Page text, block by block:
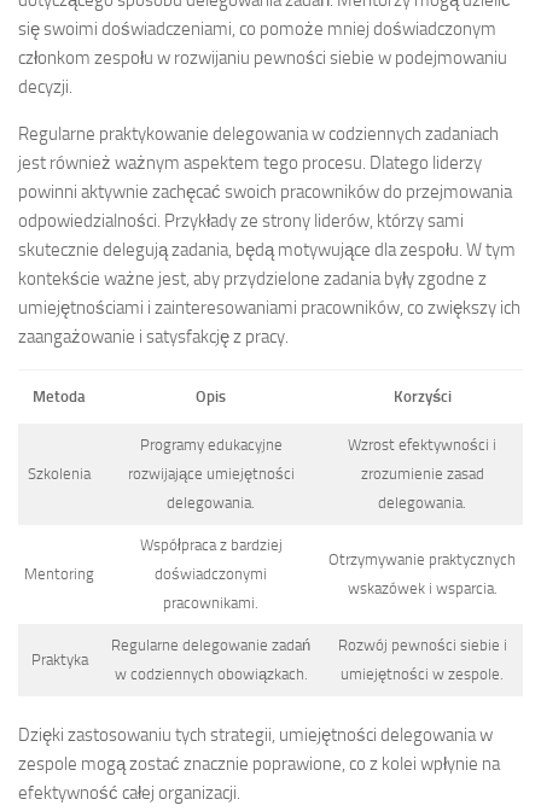
się swoimi doświadczeniami, co pomoże mniej doświadczonym
członkom zespołu w rozwijaniu pewności siebie w podejmowaniu
decyzji.
Regularne praktykowanie delegowania w codziennych zadaniach
jest również ważnym aspektem tego procesu. Dlatego liderzy
powinni aktywnie zachęcać swoich pracowników do przejmowania
odpowiedzialności. Przykłady ze strony liderów, którzy sami
skutecznie delegują zadania, będą motywujące dla zespołu. W tym
kontekście ważne jest, aby przydzielone zadania były zgodne z
umiejętnościami i zainteresowaniami pracowników, co zwiększy ich
zaangażowanie i satysfakcję z pracy.
Metoda Opis Korzyści
Szkolenia
Programy edukacyjne
rozwijające umiejętności
delegowania.
Wzrost efektywności i
zrozumienie zasad
delegowania.
Mentoring
Współpraca z bardziej
doświadczonymi
pracownikami.
Otrzymywanie praktycznych
wskazówek i wsparcia.
Praktyka
Regularne delegowanie zadań
w codziennych obowiązkach.
Rozwój pewności siebie i
umiejętności w zespole.
Dzięki zastosowaniu tych strategii, umiejętności delegowania w
zespole mogą zostać znacznie poprawione, co z kolei wpłynie na
efektywność całej organizacji.